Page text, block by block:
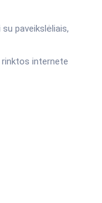
paveikslėliais,
internete